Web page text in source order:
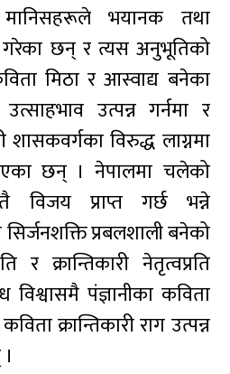
मानिसहरूले भयानक तथा
छन् र त्यस अनुभूतिको
मिठा र आस्वाद्य बनेका
उत्पन्न गर्नमा र
शासकवर्गका विरुद्ध लाग्नमा
छन् । नेपालमा चलेको
विजय प्राप्त गर्छ भन्ने
प्रबलशाली बनेको
क्रान्तिकारी नेतृत्वप्रति
विश्वासमै पंज्ञानीका कविता
क्रान्तिकारी राग उत्पन्न